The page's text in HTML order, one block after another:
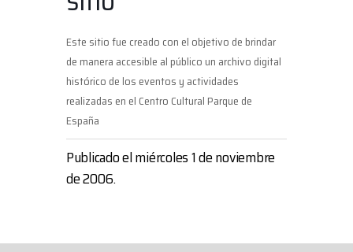
Este sitio fue creado con el objetivo de brindar
de manera accesible al público un archivo digital
histórico de los eventos y actividades
realizadas en el Centro Cultural Parque de
España
Publicado el miércoles 1 de noviembre
de 2006.